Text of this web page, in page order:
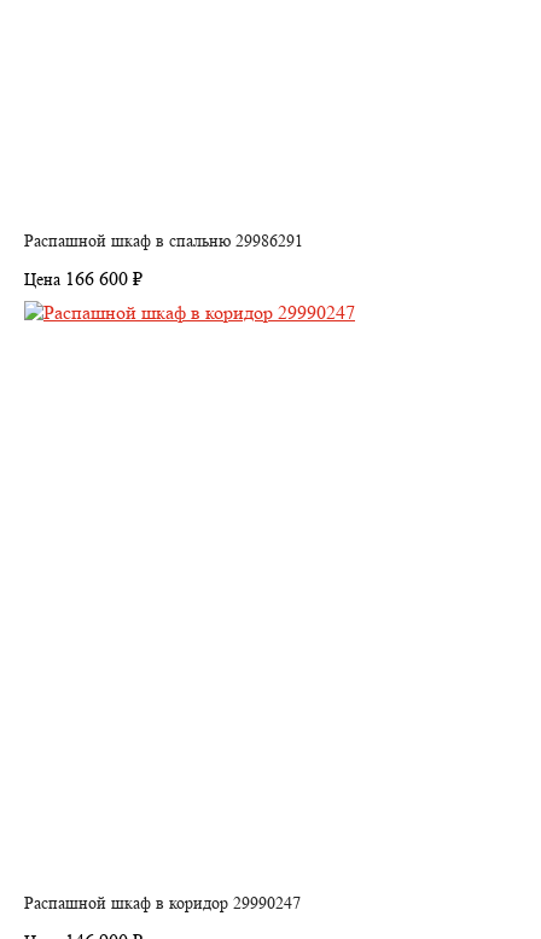
Распашной шкаф в спальню 29986291
Цена 166 600 ₽
Распашной шкаф в коридор 29990247